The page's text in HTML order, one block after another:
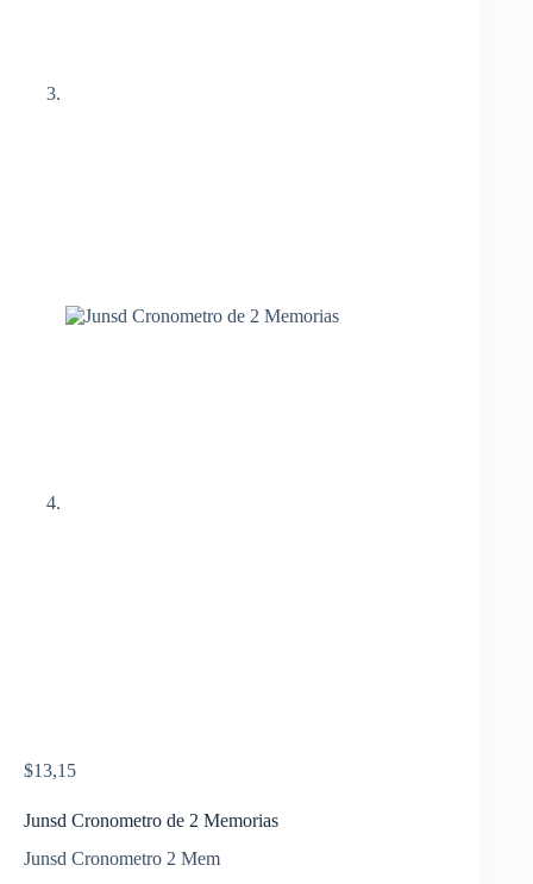
$13,15
Junsd Cronometro de 2 Memorias
Junsd Cronometro 2 Mem